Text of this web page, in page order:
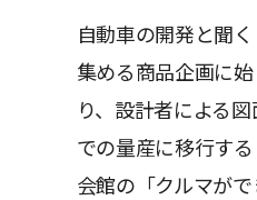
自動車の開発と聞
集める商品企画に
り、設計者による
での量産に移行す
会館の「クルマが